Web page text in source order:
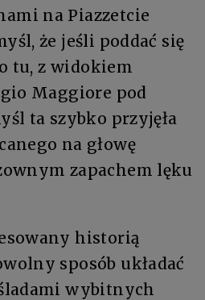
na Piazzetcie
że jeśli poddać się
tu, z widokiem
Maggiore pod
ta szybko przyjęła
na głowę
zapachem lęku
historią
sposób układać
wybitnych